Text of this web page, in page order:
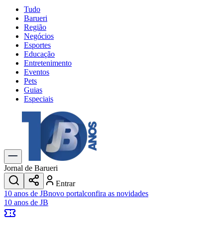
Tudo
Barueri
Região
Negócios
Esportes
Educação
Entretenimento
Eventos
Pets
Guias
Especiais
Explore Tudo
Últimas Notícias
Previsão do Tempo
Trânsito e Rotas
Dia a Dia & Lazer
Transportes
Gastronomia
Cinema & Shows
JogosNovo
Jornal de Barueri
Entrar
10 anos de JBnovo portalconfira as novidades
10 anos de JB